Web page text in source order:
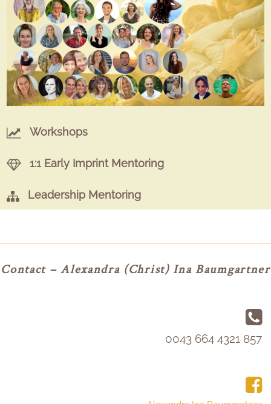
Workshops
1:1 Early Imprint Mentoring
Leadership Mentoring
Contact – Alexandra (Christ) Ina Baumgartner
0043 664 4321 857